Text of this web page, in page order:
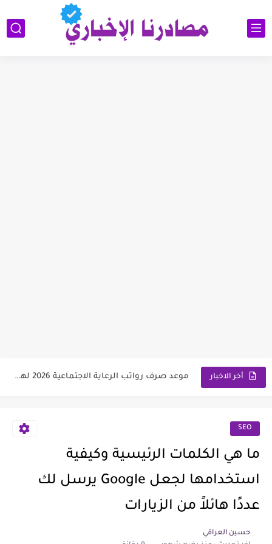
أخر الاخبار اسماء تعيينات المحولين من الرعاية الاجتماعية الى وزارة التربية 2026
SEO
ما هي الكلمات الرئيسية وكيفية
استخدامها لجعل Google يرسل لك
عددًا هائلاً من الزيارات
حسين العراقي